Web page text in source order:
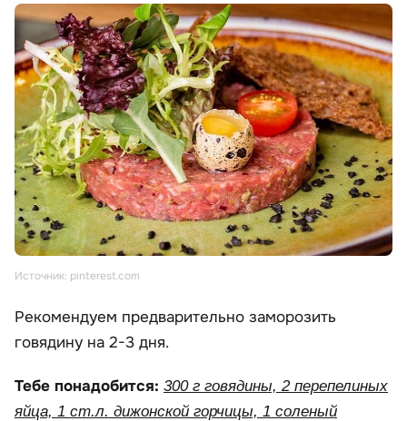
Источник: pinterest.com
Рекомендуем предварительно заморозить
говядину на 2-3 дня.
Тебе понадобится: 300 г говядины, 2 перепелиных
яйца, 1 ст.л. дижонской горчицы, 1 соленый